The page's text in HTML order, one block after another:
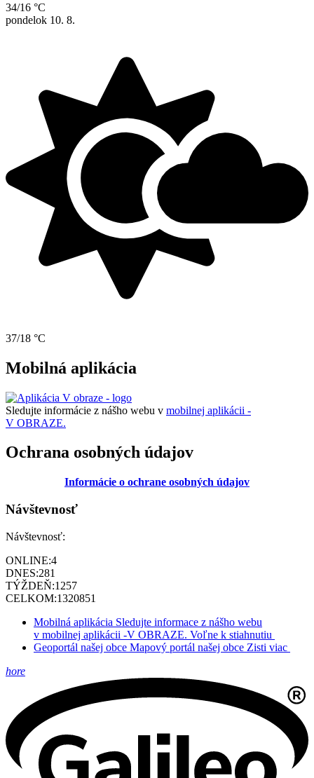
34/16 °C
pondelok 10. 8.
37/18 °C
Mobilná aplikácia
Sledujte informácie z nášho webu v mobilnej aplikácii -
V OBRAZE.
Ochrana osobných údajov
Informácie o ochrane osobných údajov
Návštevnosť
Návštevnosť:
ONLINE:4
DNES:281
TÝŽDEŇ:1257
CELKOM:1320851
Mobilná aplikácia Sledujte informace z nášho webu
v mobilnej aplikácii -V OBRAZE. Voľne k stiahnutiu
Geoportál našej obce Mapový portál našej obce Zisti viac
hore